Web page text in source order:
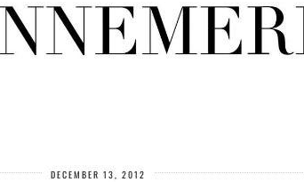
DECEMBER 13, 2012